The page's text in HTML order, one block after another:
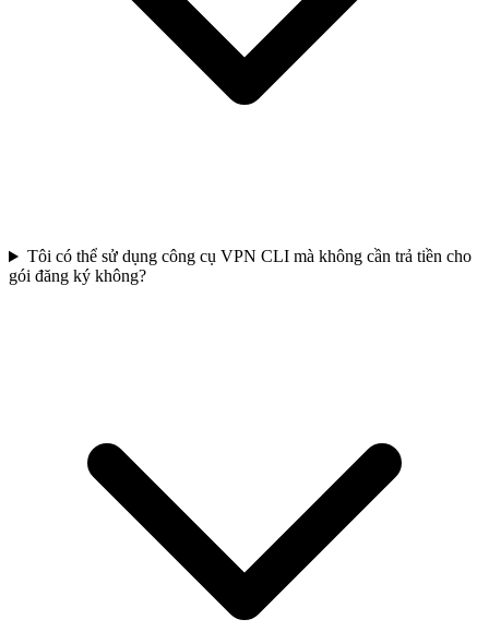
Tôi có thể sử dụng công cụ VPN CLI mà không cần trả tiền cho
gói đăng ký không?